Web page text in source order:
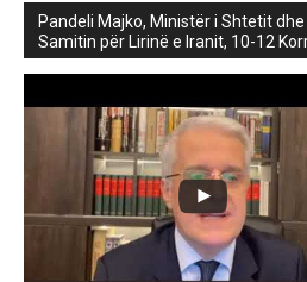
Pandeli Majko, Ministër i Shtetit
Samitin për Lirinë e Iranit, 10-12